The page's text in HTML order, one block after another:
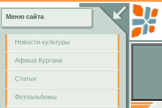
Меню сайта
Новости культуры
Афиша Кургана
Cтатьи
Фотоальбомы